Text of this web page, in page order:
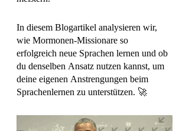
In diesem Blogartikel analysieren wir,
wie Mormonen-Missionare so
erfolgreich neue Sprachen lernen und ob
du denselben Ansatz nutzen kannst, um
deine eigenen Anstrengungen beim
Sprachenlernen zu unterstützen. 🚀